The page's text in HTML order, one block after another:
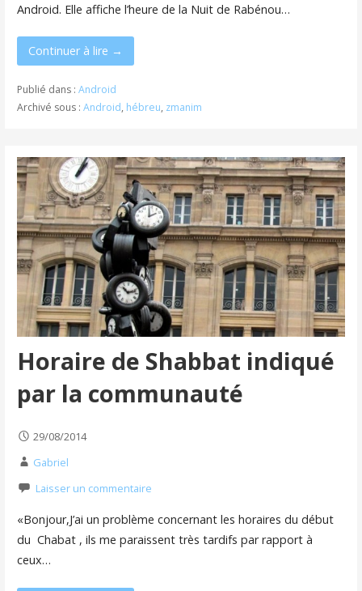
Android. Elle affiche l’heure de la Nuit de Rabénou…
Continuer à lire →
Publié dans : Android
Archivé sous : Android, hébreu, zmanim
Horaire de Shabbat indiqué
par la communauté
29/08/2014
Gabriel
Laisser un commentaire
«Bonjour,J’ai un problème concernant les horaires du début
du Chabat , ils me paraissent très tardifs par rapport à
ceux…